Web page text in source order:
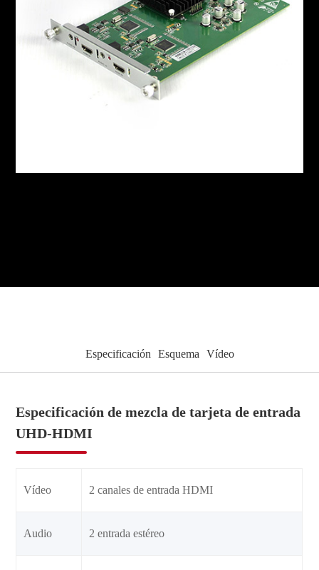
Especificación Esquema Vídeo
Especificación de mezcla de tarjeta de entrada
UHD-HDMI
Vídeo 2 canales de entrada HDMI
Audio 2 entrada estéreo